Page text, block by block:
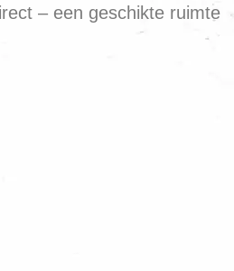
– een geschikte ruimte